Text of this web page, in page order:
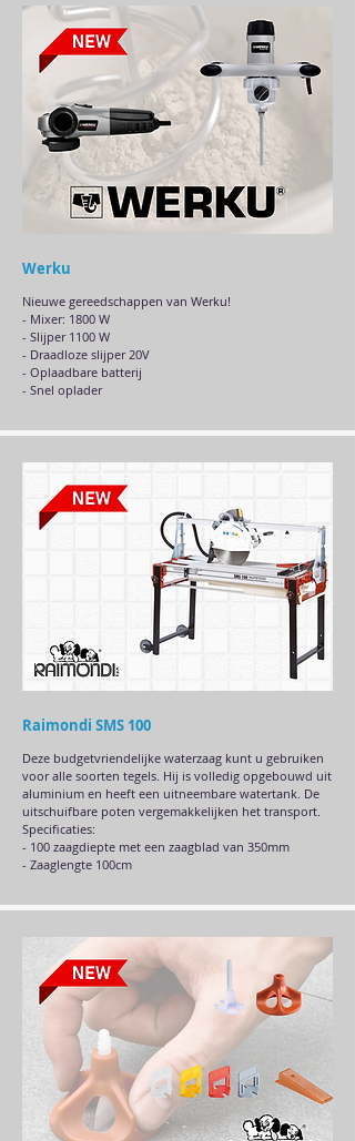
Werku
Nieuwe gereedschappen van Werku!
- Mixer: 1800 W
- Slijper 1100 W
- Draadloze slijper 20V
- Oplaadbare batterij
- Snel oplader
Raimondi SMS 100
Deze budgetvriendelijke waterzaag kunt u gebruiken
voor alle soorten tegels. Hij is volledig opgebouwd uit
aluminium en heeft een uitneembare watertank. De
uitschuifbare poten vergemakkelijken het transport.
Specificaties:
- 100 zaagdiepte met een zaagblad van 350mm
- Zaaglengte 100cm